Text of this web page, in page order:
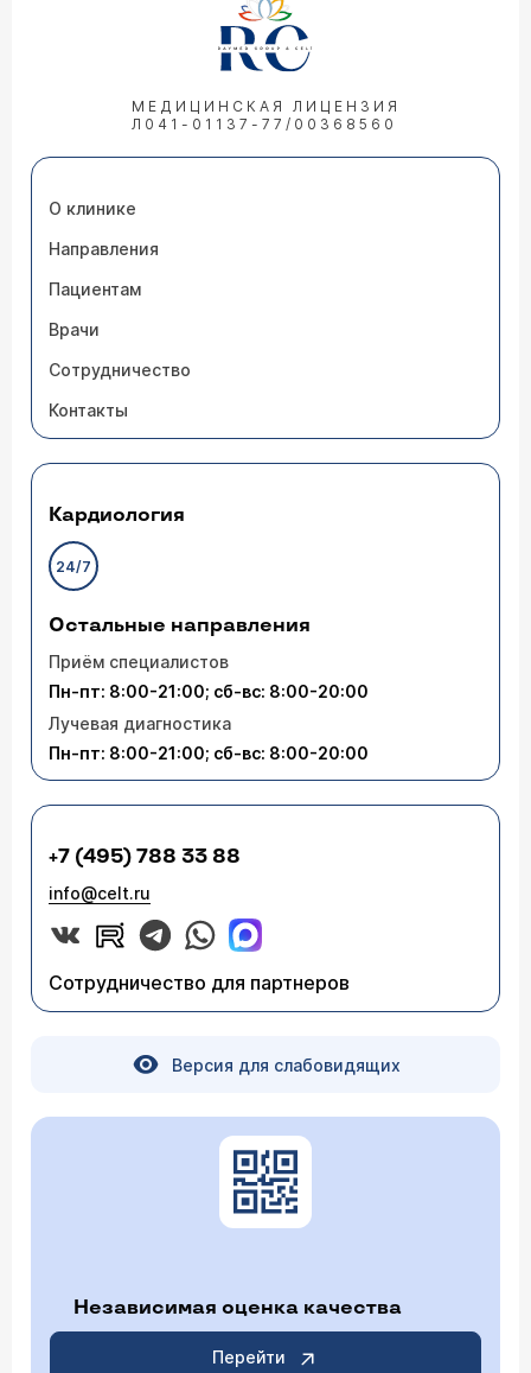
МЕДИЦИНСКАЯ ЛИЦЕНЗИЯ
Л041-01137-77/00368560
О клинике
Направления
Пациентам
Врачи
Сотрудничество
Контакты
Кардиология
24/7
Остальные направления
Приём специалистов
Пн-пт: 8:00-21:00; сб-вс: 8:00-20:00
Лучевая диагностика
Пн-пт: 8:00-21:00; сб-вс: 8:00-20:00
+7 (495) 788 33 88
info@celt.ru
Сотрудничество для партнеров
Версия для слабовидящих
Независимая оценка качества
Перейти